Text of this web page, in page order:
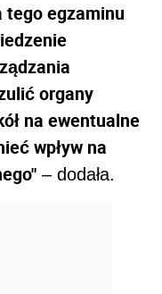
tego egzaminu
organy
na ewentualne
wpływ na
– dodała.